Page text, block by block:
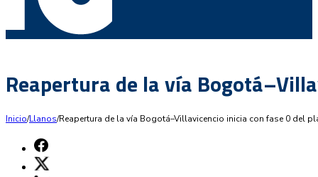
Reapertura de la vía
Inicio/Llanos/Reapertura de la vía Bogotá–Villavicencio inicia con fase 0 del